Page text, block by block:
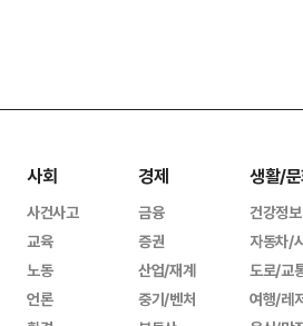
사회
사건사고
교육
노동
언론
경제
금융
증권
산업/재계
중기/벤처
생활/
건강정보
자동차/
도로/교
여행/레